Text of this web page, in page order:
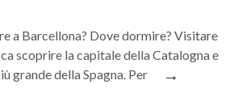
a Barcellona? Dove dormire? Visitare
scoprire la capitale della Catalogna e
grande della Spagna. Per
→